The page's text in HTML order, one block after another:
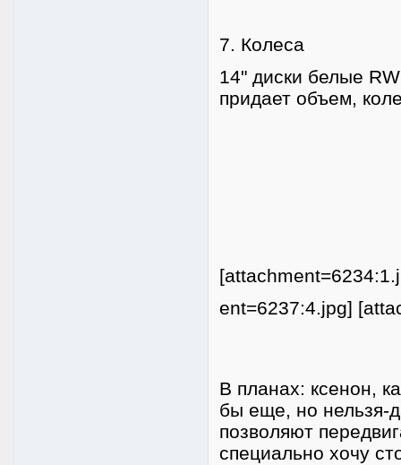
7. Колеса
14" диски белые
придает объем,
ent=6237:4.jpg]
В планах: ксенон,
бы еще, но нельзя-
позволяют
специально хочу